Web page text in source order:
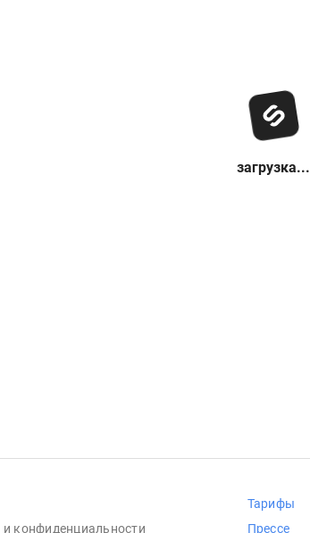
загрузка...
и конфиденциальности
Тарифы
Прессе